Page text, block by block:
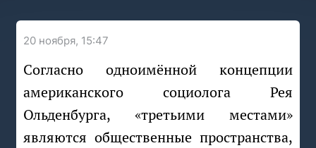
20 ноября, 15:47
Согласно одноимённой концепции
американского социолога Рея
Ольденбурга, «третьими местами»
являются общественные пространства,